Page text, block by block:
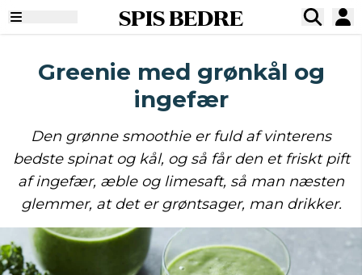
SPIS BEDRE
Greenie med grønkål og
ingefær
Den grønne smoothie er fuld af vinterens
bedste spinat og kål, og så får den et friskt pift
af ingefær, æble og limesaft, så man næsten
glemmer, at det er grøntsager, man drikker.